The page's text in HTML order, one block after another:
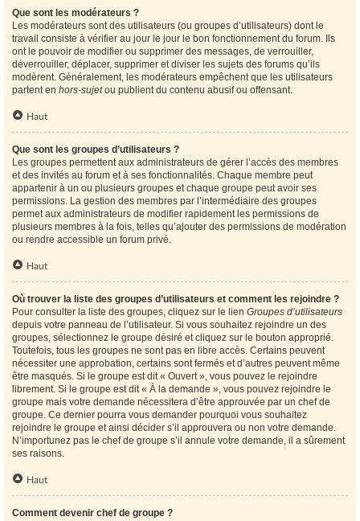
Que sont les modérateurs ?
Les modérateurs sont des utilisateurs (ou groupes d’utilisateurs) dont le
travail consiste à vérifier au jour le jour le bon fonctionnement du forum. Ils
ont le pouvoir de modifier ou supprimer des messages, de verrouiller,
déverrouiller, déplacer, supprimer et diviser les sujets des forums qu’ils
modèrent. Généralement, les modérateurs empêchent que les utilisateurs
partent en hors-sujetou publient du contenu abusif ou offensant.
Haut
Que sont les groupes d’utilisateurs ?
Les groupes permettent aux administrateurs de gérer l’accès des membres
et des invités au forum et à ses fonctionnalités. Chaque membre peut
appartenir à un ou plusieurs groupes et chaque groupe peut avoir ses
permissions. La gestion des membres par l’intermédiaire des groupes
permet aux administrateurs de modifier rapidement les permissions de
plusieurs membres à la fois, telles qu’ajouter des permissions de modération
ou rendre accessible un forum privé.
Haut
Où trouver la liste des groupes d’utilisateurs et comment les rejoindre ?
Pour consulter la liste des groupes, cliquez sur le lien Groupes d’utilisateurs
depuis votre panneau de l’utilisateur. Si vous souhaitez rejoindre un des
groupes, sélectionnez le groupe désiré et cliquez sur le bouton approprié.
Toutefois, tous les groupes ne sont pas en libre accès. Certains peuvent
nécessiter une approbation, certains sont fermés et d’autres peuvent même
être masqués. Si le groupe est dit « Ouvert », vous pouvez le rejoindre
librement. Si le groupe est dit « À la demande », vous pouvez rejoindre le
groupe mais votre demande nécessitera d’être approuvée par un chef de
groupe. Ce dernier pourra vous demander pourquoi vous souhaitez
rejoindre le groupe et ainsi décider s’il approuvera ou non votre demande.
N’importunez pas le chef de groupe s’il annule votre demande, il a sûrement
ses raisons.
Haut
Comment devenir chef de groupe ?